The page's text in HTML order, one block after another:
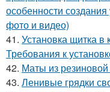
особенности
фото и видео)
41. Установка щитка в
Требования к
42. Маты из
43. Ленивые грядки